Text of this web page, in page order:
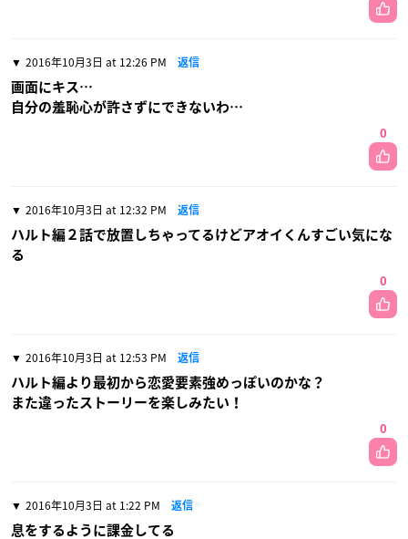
2016年10月3日 at 12:26 PM 返信
画面にキス…
自分の羞恥心が許さずにできないわ…
0
2016年10月3日 at 12:32 PM 返信
ハルト編２話で放置しちゃってるけどアオイくんすごい気にな
る
0
2016年10月3日 at 12:53 PM 返信
ハルト編より最初から恋愛要素強めっぽいのかな？
また違ったストーリーを楽しみたい！
0
2016年10月3日 at 1:22 PM 返信
息をするように課金してる